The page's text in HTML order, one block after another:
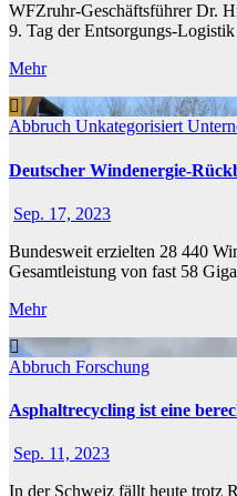
WFZruhr-Geschäftsführer Dr.
9. Tag der Entsorgungs-
Mehr
Abbruch Unkategorisiert
Deutscher Windenergie-
Sep. 17, 2023
Bundesweit erzielten 28 440
Gesamtleistung von fast 58
Mehr
Abbruch Forschung
Asphaltrecycling ist eine
Sep. 11, 2023
In der Schweiz fällt heute trotz